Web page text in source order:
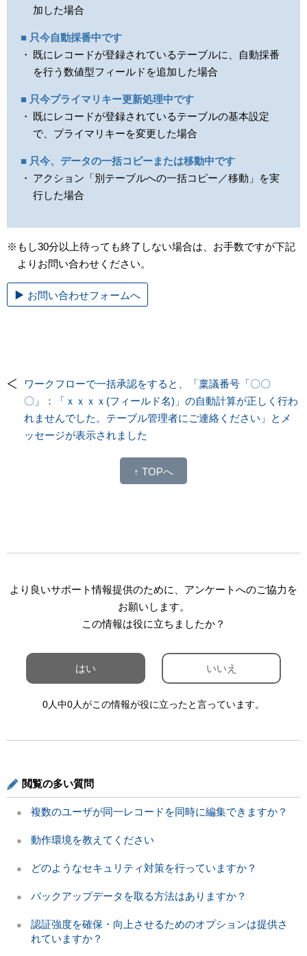
加した場合
■ 只今自動採番中です
既にレコードが登録されているテーブルに、自動採番
を行う数値型フィールドを追加した場合
■ 只今プライマリキー更新処理中です
既にレコードが登録されているテーブルの基本設定
で、プライマリキーを変更した場合
■ 只今、データの一括コピーまたは移動中です
アクション「別テーブルへの一括コピー／移動」を実
行した場合
※もし30分以上待っても終了しない場合は、お手数ですが下記
よりお問い合わせください。
お問い合わせフォームへ
ワークフローで一括承認をすると、「稟議番号「〇〇
〇」：「ｘｘｘｘ(フィールド名)」の自動計算が正しく行わ
れませんでした。テーブル管理者にご連絡ください」とメ
ッセージが表示されました
↑ TOPへ
より良いサポート情報提供のために、アンケートへのご協力を
お願いします。
この情報は役に立ちましたか？
はい いいえ
0人中0人がこの情報が役に立ったと言っています。
閲覧の多い質問
複数のユーザが同一レコードを同時に編集できますか？
動作環境を教えてください
どのようなセキュリティ対策を行っていますか？
バックアップデータを取る方法はありますか？
認証強度を確保・向上させるためのオプションは提供さ
れていますか？